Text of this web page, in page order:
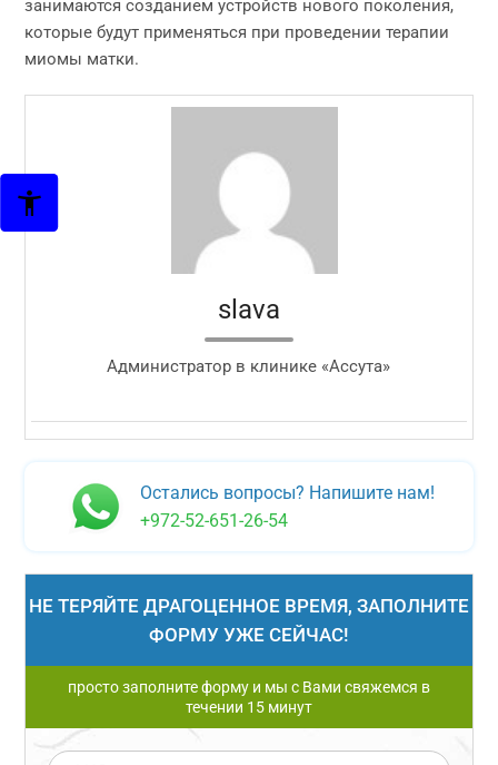
занимаются созданием устройств нового поколения,
которые будут применяться при проведении терапии
миомы матки.
slava
Администратор в клинике «Ассута»
Остались вопросы? Напишите нам!
+972-52-651-26-54
НЕ ТЕРЯЙТЕ ДРАГОЦЕННОЕ ВРЕМЯ, ЗАПОЛНИТЕ
ФОРМУ УЖЕ СЕЙЧАС!
просто заполните форму и мы с Вами свяжемся в
течении 15 минут